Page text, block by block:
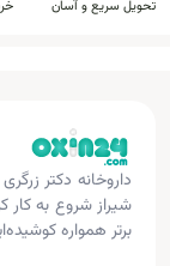
تحویل سریع و آسان
شیراز شروع به
برتر همواره